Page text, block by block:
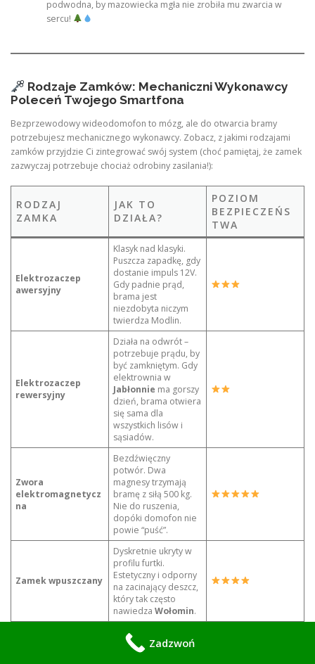
podwodna, by mazowiecka mgła nie zrobiła mu zwarcia w
sercu!
Rodzaje Zamków: Mechaniczni Wykonawcy
Poleceń Twojego Smartfona
Bezprzewodowy wideodomofon to mózg, ale do otwarcia bramy
potrzebujesz mechanicznego wykonawcy. Zobacz, z jakimi rodzajami
zamków przyjdzie Ci zintegrować swój system (choć pamiętaj, że zamek
zazwyczaj potrzebuje chociaż odrobiny zasilania!):
RODZAJ
ZAMKA
JAK TO
DZIAŁA?
POZIOM
BEZPIECZEŃS
TWA
Elektrozaczep
awersyjny
Klasyk nad klasyki.
Puszcza zapadkę, gdy
dostanie impuls 12V.
Gdy padnie prąd,
brama jest
niezdobyta niczym
twierdza Modlin.
Elektrozaczep
rewersyjny
Działa na odwrót –
potrzebuje prądu, by
być zamkniętym. Gdy
elektrownia w
Jabłonnie ma gorszy
dzień, brama otwiera
się sama dla
wszystkich lisów i
sąsiadów.
Zwora
elektromagnetycz
na
Bezdźwięczny
potwór. Dwa
magnesy trzymają
bramę z siłą 500 kg.
Nie do ruszenia,
dopóki domofon nie
powie “puść”.
Zamek wpuszczany
Dyskretnie ukryty w
profilu furtki.
Estetyczny i odporny
na zacinający deszcz,
który tak często
nawiedzaWołomin.
Wielka puszka
montowana od
wewnątrz. Wygląda
Zadzwoń